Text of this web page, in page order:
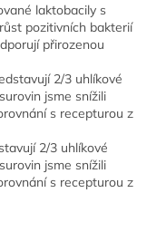
laktobacily s
pozitivních bakterií
přirozenou
2/3 uhlíkové
jsme snížili
s recepturou z